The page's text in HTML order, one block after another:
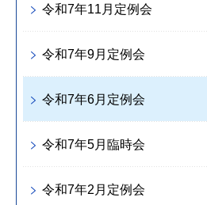
令和7年11月定例会
令和7年9月定例会
令和7年6月定例会
令和7年5月臨時会
令和7年2月定例会